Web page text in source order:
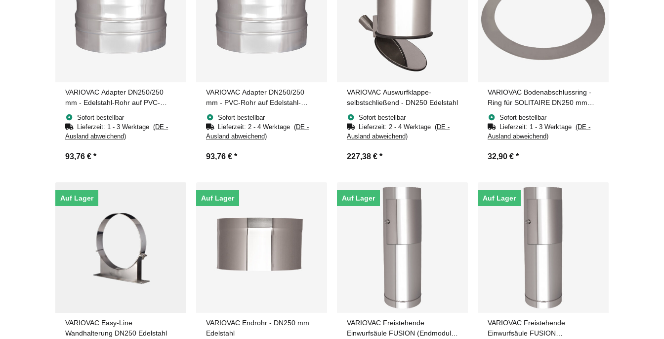
VARIOVAC Adapter DN250/250
mm - Edelstahl-Rohr auf PVC-
Muffe
Sofort bestellbar
Lieferzeit: 1 - 3 Werktage(DE -
Ausland abweichend)
93,76 € *
VARIOVAC Adapter DN250/250
mm - PVC-Rohr auf Edelstahl-
Muffe
Sofort bestellbar
Lieferzeit:2 - 4 Werktage(DE -
Ausland abweichend)
93,76 € *
VARIOVAC Auswurfklappe-
selbstschließend - DN250 Edelstahl
Sofort bestellbar
Lieferzeit:2 - 4 Werktage(DE -
Ausland abweichend)
227,38 € *
VARIOVAC Bodenabschlussring -
Ring für SOLITAIRE DN250 mm
Edelstahl
Sofort bestellbar
Lieferzeit: 1 - 3 Werktage(DE -
Ausland abweichend)
32,90 € *
Auf Lager
VARIOVAC Easy-Line
Wandhalterung DN250 Edelstahl
Auf Lager
VARIOVAC Endrohr - DN250 mm
Edelstahl
Auf Lager
VARIOVAC Freistehende
Einwurfsäule FUSION (Endmodul) -
Auf Lager
VARIOVAC Freistehende
Einwurfsäule FUSION